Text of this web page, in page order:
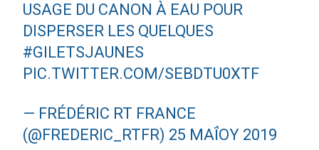
USAGE DU CANON À EAU POUR
DISPERSER LES QUELQUES
#GILETSJAUNES
PIC.TWITTER.COM/SEBDTU0XTF
— FRÉDÉRIC RT FRANCE
(@FREDERIC_RTFR) 25 ΜΑΪ́ΟΥ 2019